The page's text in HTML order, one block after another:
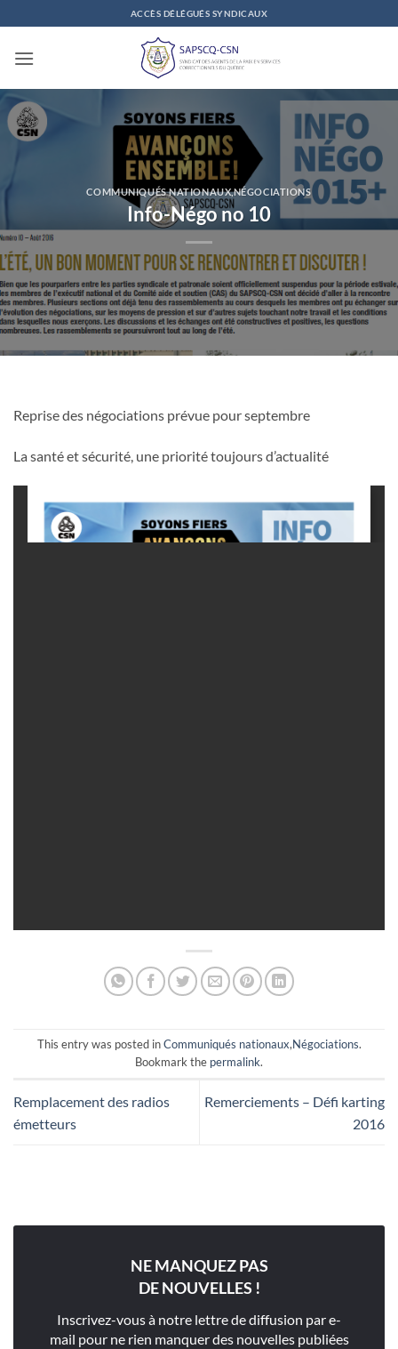
au
contenu
ACCÈS DÉLÉGUÉS SYNDICAUX
COMMUNIQUÉS NATIONAUX,NÉGOCIATIONS
Info-Négo no 10
Reprise des négociations prévue pour septembre
La santé et sécurité, une priorité toujours d’actualité
This entry was posted inCommuniqués nationaux,Négociations.
Bookmark the permalink.
Remplacement des radios
émetteurs
Remerciements – Défi karting
2016
NE MANQUEZ PAS
DE NOUVELLES !
Inscrivez-vous à notre lettre de diffusion par e-
mail pour ne rien manquer des nouvelles publiées